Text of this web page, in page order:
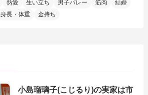
熱愛 生い立ち 男子バレー 筋肉
結婚
身長・体重 金持ち
小島瑠璃子(こじるり)の実家は市